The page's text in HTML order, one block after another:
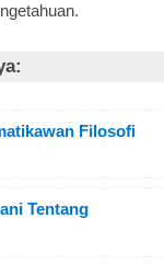
Filosofi
Tentang